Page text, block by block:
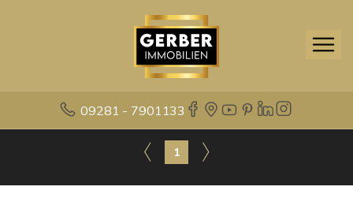
09281 - 7901133
1